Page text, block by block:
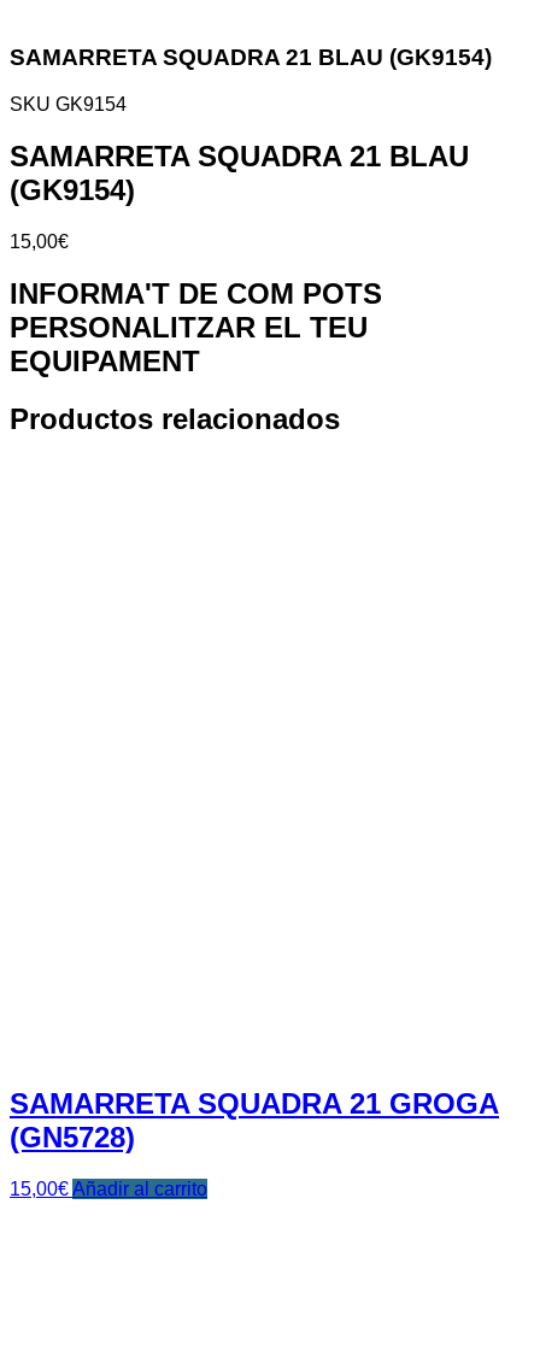
SAMARRETA SQUADRA 21 BLAU (GK9154)
SKU GK9154
SAMARRETA SQUADRA 21 BLAU
(GK9154)
15,00€
SAMARRETA
SQUADRA
21
BLAU
(GK9154)
INFORMA'T DE COM POTS
PERSONALITZAR EL TEU
EQUIPAMENT
Productos relacionados
SAMARRETA SQUADRA 21 GROGA
(GN5728)
15,00€Añadir al carrito